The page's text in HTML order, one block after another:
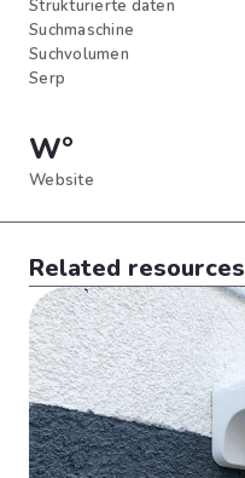
Strukturierte daten
Suchmaschine
Suchvolumen
Serp
W°
Website
Related resources